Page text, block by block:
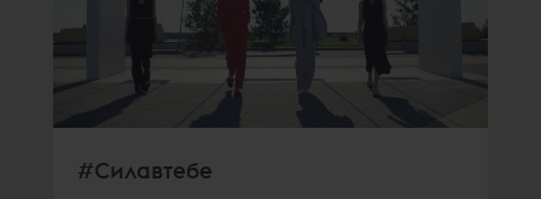
#Силавтебе